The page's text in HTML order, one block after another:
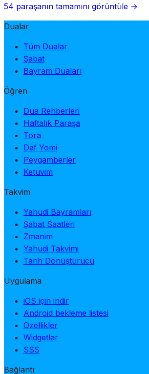
54 paraşanın tamamını görüntüle →
Dualar
Tüm Dualar
Şabat
Bayram Duaları
Öğren
Dua Rehberleri
Haftalık Paraşa
Tora
Daf Yomi
Peygamberler
Ketuvim
Takvim
Yahudi Bayramları
Şabat Saatleri
Zmanim
Yahudi Takvimi
Tarih Dönüştürücü
Uygulama
iOS için indir
Android bekleme listesi
Özellikler
Widgetlar
SSS
Bağlantı